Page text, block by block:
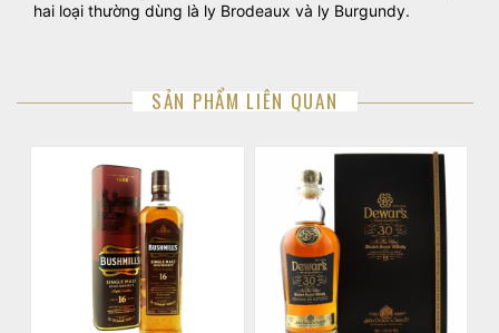
hai loại thường dùng là ly Brodeaux và ly Burgundy.
SẢN PHẨM LIÊN QUAN